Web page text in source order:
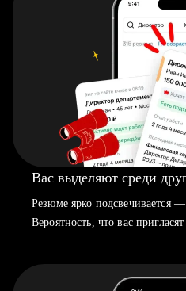
Вас выделяют среди
Резюме ярко подсвечивается
Вероятность, что вас